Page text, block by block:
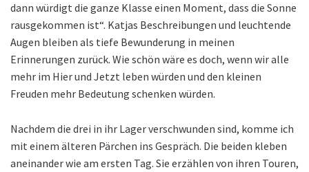
dann würdigt die ganze Klasse einen Moment, dass die Sonne
rausgekommen ist“. Katjas Beschreibungen und leuchtende
Augen bleiben als tiefe Bewunderung in meinen
Erinnerungen zurück. Wie schön wäre es doch, wenn wir alle
mehr im Hier und Jetzt leben würden und den kleinen
Freuden mehr Bedeutung schenken würden.
Nachdem die drei in ihr Lager verschwunden sind, komme ich
mit einem älteren Pärchen ins Gespräch. Die beiden kleben
aneinander wie am ersten Tag. Sie erzählen von ihren Touren,